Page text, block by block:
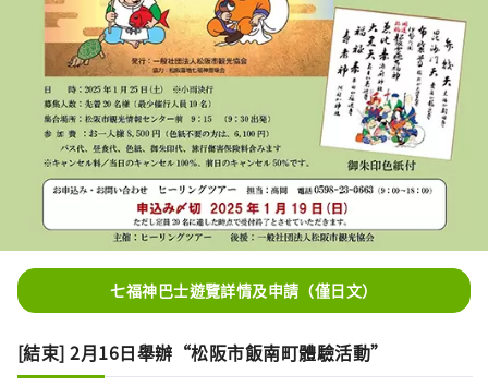
七福神巴士遊覽詳情及申請（僅日文）
[結束] 2月16日舉辦“松阪市飯南町體驗活動”